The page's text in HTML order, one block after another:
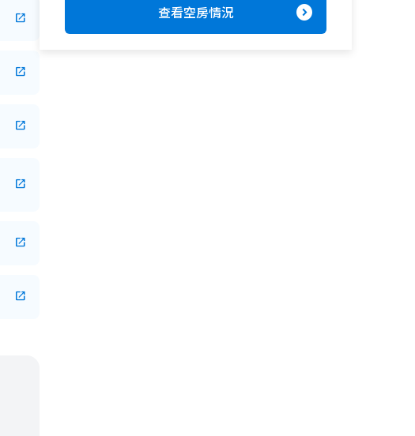
open_in_new
open_in_new
open_in_new
open_in_new
open_in_new
open_in_new
查看空房情況 expand_circle_right